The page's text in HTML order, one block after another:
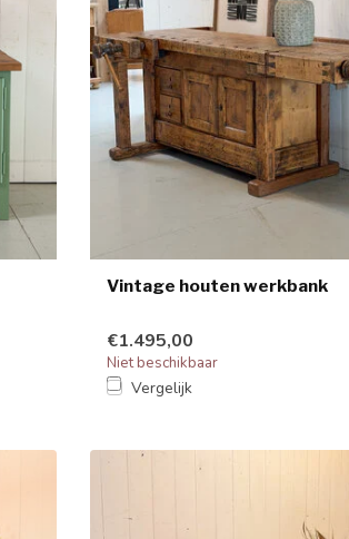
Vintage houten werkbank
€1.495,00
Niet beschikbaar
Vergelijk